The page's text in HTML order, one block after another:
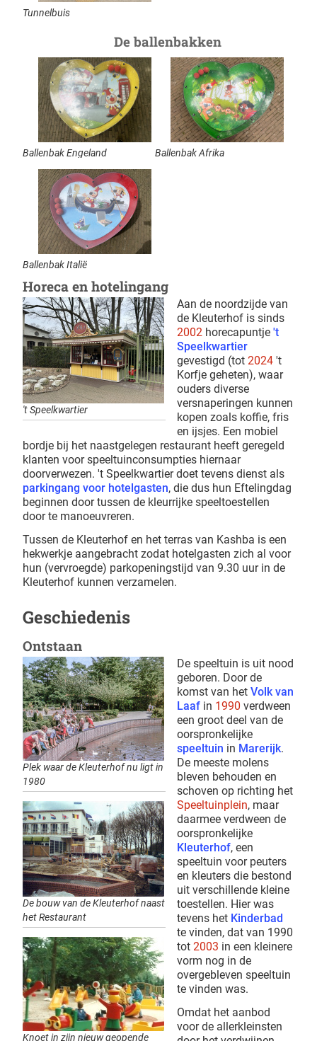
Tunnelbuis
De ballenbakken
Ballenbak Engeland Ballenbak Afrika
Ballenbak Italië
Horeca en hotelingang
't Speelkwartier
Aan de noordzijde van
de Kleuterhof is sinds
2002 horecapuntje 't
Speelkwartier
gevestigd (tot 2024 't
Korfje geheten), waar
ouders diverse
versnaperingen kunnen
kopen zoals koffie, fris
en ijsjes. Een mobiel
bordje bij het naastgelegen restaurant heeft geregeld
klanten voor speeltuinconsumpties hiernaar
doorverwezen. 't Speelkwartier doet tevens dienst als
parkingang voor hotelgasten, die dus hun Eftelingdag
beginnen door tussen de kleurrijke speeltoestellen
door te manoeuvreren.
Tussen de Kleuterhof en het terras van Kashba is een
hekwerkje aangebracht zodat hotelgasten zich al voor
hun (vervroegde) parkopeningstijd van 9.30 uur in de
Kleuterhof kunnen verzamelen.
Geschiedenis
Ontstaan
Plek waar de Kleuterhof nu ligt in
1980
De bouw van de Kleuterhof naast
het Restaurant
Knoet in zijn nieuw geopende
De speeltuin is uit nood
geboren. Door de
komst van het Volk van
Laaf in 1990 verdween
een groot deel van de
oorspronkelijke
speeltuin in Marerijk.
De meeste molens
bleven behouden en
schoven op richting het
Speeltuinplein, maar
daarmee verdween de
oorspronkelijke
Kleuterhof, een
speeltuin voor peuters
en kleuters die bestond
uit verschillende kleine
toestellen. Hier was
tevens het Kinderbad
te vinden, dat van 1990
tot 2003 in een kleinere
vorm nog in de
overgebleven speeltuin
te vinden was.
Omdat het aanbod
voor de allerkleinsten